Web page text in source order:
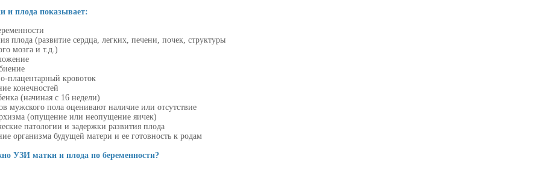
и плода показывает:
плода (развитие сердца, легких, печени, почек, структуры
мозга и т.д.)
плацентарный кровоток
конечностей
(начиная с 16 недели)
мужского пола оценивают наличие или отсутствие
(опущение или неопущение яичек)
патологии и задержки развития плода
организма будущей матери и ее готовность к родам
УЗИ матки и плода по беременности?